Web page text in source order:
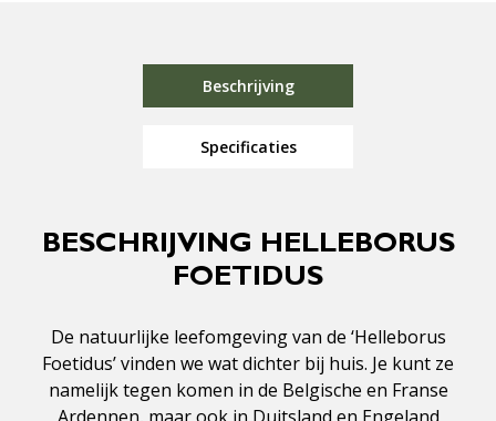
Beschrijving
Specificaties
BESCHRIJVING HELLEBORUS
FOETIDUS
De natuurlijke leefomgeving van de ‘Helleborus
Foetidus’ vinden we wat dichter bij huis. Je kunt ze
namelijk tegen komen in de Belgische en Franse